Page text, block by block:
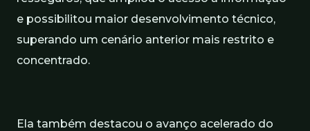
e possibilitou maior desenvolvimento técnico,
superando um cenário anterior mais restrito e
concentrado.
Ela também destacou o avanço acelerado do